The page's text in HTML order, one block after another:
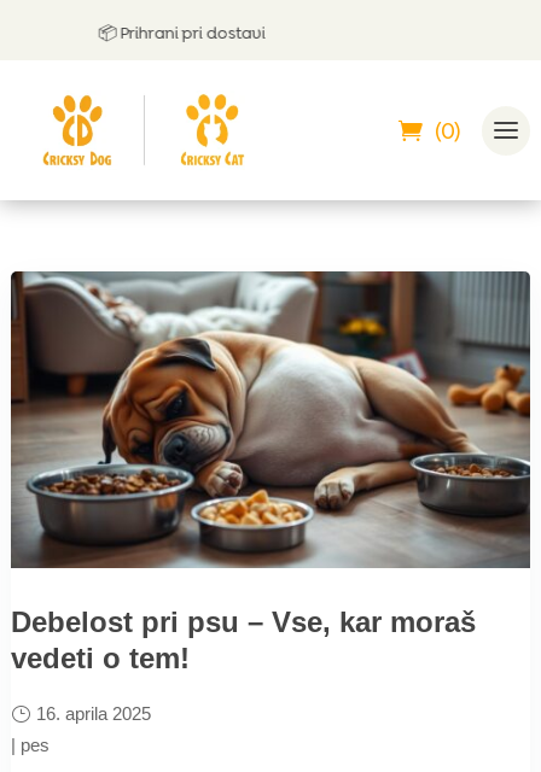
📦 Prihrani pri dostavi
(0)
Debelost pri psu – Vse, kar moraš
vedeti o tem!
16. aprila 2025
| pes